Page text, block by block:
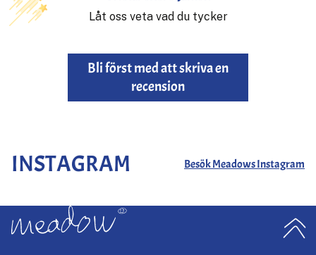
Låt oss veta vad du tycker
Bli först med att skriva en
recension
INSTAGRAM Besök Meadows Instagram